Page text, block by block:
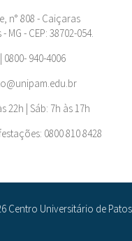
n° 808 - Caiçaras
MG - CEP: 38702-054.
0800- 940-4006
22h | Sáb: 7h às 17h
0800 810 8428
Universitário de Patos